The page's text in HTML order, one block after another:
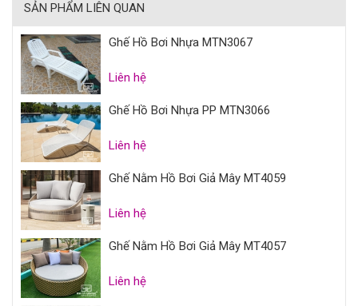
SẢN PHẨM LIÊN QUAN
Ghế Hồ Bơi Nhựa MTN3067
Liên hệ
Ghế Hồ Bơi Nhựa PP MTN3066
Liên hệ
Ghế Nằm Hồ Bơi Giả Mây MT4059
Liên hệ
Ghế Nằm Hồ Bơi Giả Mây MT4057
Liên hệ